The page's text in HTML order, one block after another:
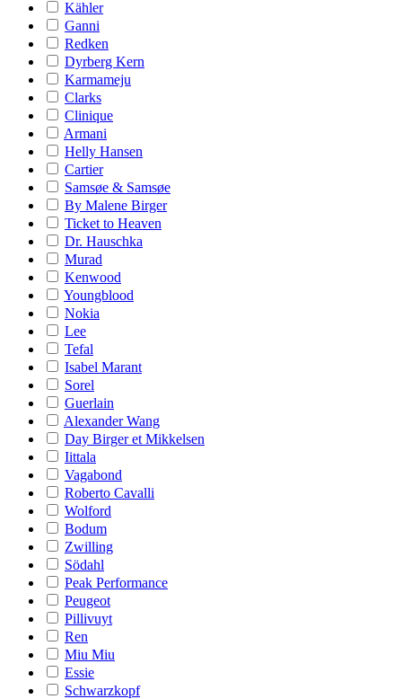
Kähler
Ganni
Redken
Dyrberg Kern
Karmameju
Clarks
Clinique
Armani
Helly Hansen
Cartier
Samsøe & Samsøe
By Malene Birger
Ticket to Heaven
Dr. Hauschka
Murad
Kenwood
Youngblood
Nokia
Lee
Tefal
Isabel Marant
Sorel
Guerlain
Alexander Wang
Day Birger et Mikkelsen
Iittala
Vagabond
Roberto Cavalli
Wolford
Bodum
Zwilling
Södahl
Peak Performance
Peugeot
Pillivuyt
Ren
Miu Miu
Essie
Schwarzkopf